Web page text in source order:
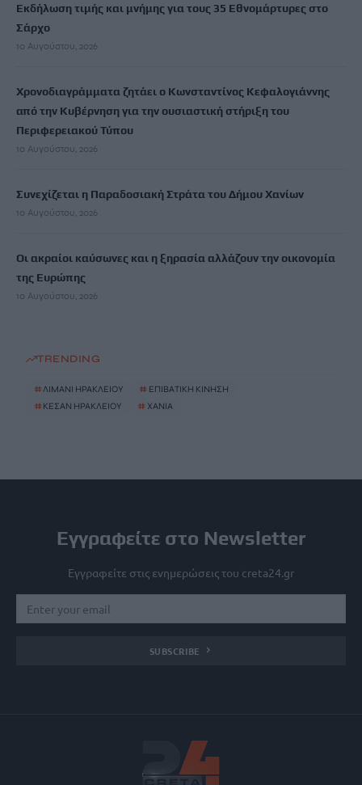
Εκδήλωση τιμής και μνήμης για τους 35 Εθνομάρτυρες στο
Σάρχο
10 Αυγούστου, 2026
Χρονοδιαγράμματα ζητάει ο Κωνσταντίνος Κεφαλογιάννης
από την Κυβέρνηση για την ουσιαστική στήριξη του
Περιφερειακού Τύπου
10 Αυγούστου, 2026
Συνεχίζεται η Παραδοσιακή Στράτα του Δήμου Χανίων
10 Αυγούστου, 2026
Οι ακραίοι καύσωνες και η ξηρασία αλλάζουν την οικονομία
της Ευρώπης
10 Αυγούστου, 2026
TRENDING
#ΛΙΜΑΝΙ ΗΡΑΚΛΕΙΟΥ # ΕΠΙΒΑΤΙΚΗ ΚΙΝΗΣΗ
# ΚΕΣΑΝ ΗΡΑΚΛΕΙΟΥ # ΧΑΝΙΑ
Εγγραφείτε στο Newsletter
Εγγραφείτε στις ενημερώσεις του creta24.gr
SUBSCRIBE